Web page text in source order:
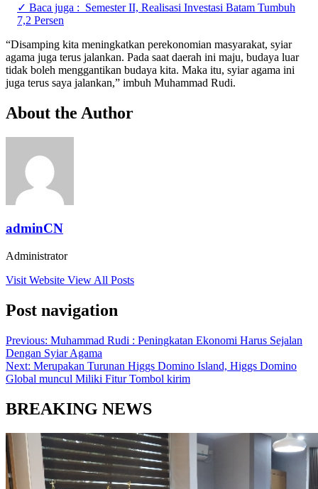
✓ Baca juga : Semester II, Realisasi Investasi Batam Tumbuh
7,2 Persen
“Disamping kita meningkatkan perekonomian masyarakat, syiar
agama juga terus jalankan. Pada saat daerah ini maju, budaya luar
tidak boleh menggantikan budaya kita. Maka itu, syiar agama ini
juga terus saya jalankan,” imbuh Muhammad Rudi.
About the Author
adminCN
Administrator
Visit Website View All Posts
Post navigation
Previous: Muhammad Rudi : Peningkatan Ekonomi Harus Sejalan
Dengan Syiar Agama
Next: Merupakan Turunan Higgs Domino Island, Higgs Domino
Global muncul Miliki Fitur Tombol kirim
BREAKING NEWS